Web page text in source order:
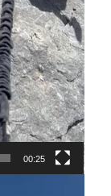
00:25